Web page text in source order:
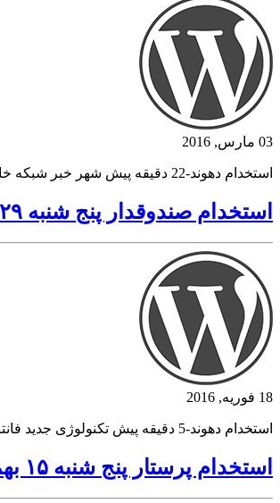
03 مارس, 2016
استخدام دهوند-22 دقیقه پیش شهر خبر شبکه خانگی
استخدام صندوقدار پنج شنبه ۲۹ بهمن ۹۴
18 فوریه, 2016
استخدام دهوند-5 دقیقه پیش تکنولوژی جدید فانتزی
استخدام پرستار پنج شنبه ۱۵ بهمن ۹۴